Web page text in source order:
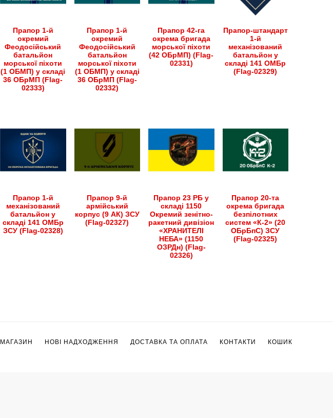
Прапор 1-й
окремий
Феодосійський
батальйон
морської піхоти
(1 ОБМП) у складі
36 ОБрМП (Flag-
02333)
Прапор 1-й
окремий
Феодосійський
батальйон
морської піхоти
(1 ОБМП) у складі
36 ОБрМП (Flag-
02332)
Прапор 42-га
окрема бригада
морської піхоти
(42 ОБрМП) (Flag-
02331)
Прапор-штандарт
1-й
механізований
батальйон у
складі 141 ОМБр
(Flag-02329)
Прапор 1-й
механізований
батальйон у
складі 141 ОМБр
ЗСУ (Flag-02328)
Прапор 9-й
армійський
корпус (9 АК) ЗСУ
(Flag-02327)
Прапор 23 РБ у
складі 1150
Окремий зенітно-
ракетний дивізіон
«ХРАНИТЕЛІ
НЕБА» (1150
ОЗРДн) (Flag-
02326)
Прапор 20-та
окрема бригада
безпілотних
систем «К-2» (20
ОБрБпС) ЗСУ
(Flag-02325)
МАГАЗИН НОВІ НАДХОДЖЕННЯ ДОСТАВКА ТА ОПЛАТА КОНТАКТИ КОШИК